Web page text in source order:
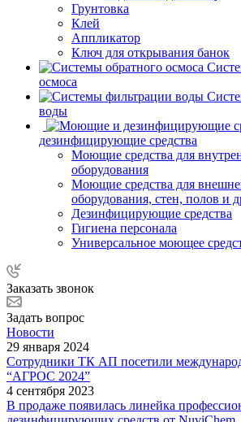
Грунтовка
Клей
Аппликатор
Ключ для открывания банок
осмоса
воды
дезинфицирующие средства
Моющие средства для
оборудования
Моющие средства для
оборудования, стен, полов и
Дезинфицирующие средства
Гигиена персонала
Универсальное моющее
Заказать звонок
Задать вопрос
Новости
29 января 2024
Сотрудники ТК АП посетили
“АГРОС 2024”
4 сентября 2023
В продаже появилась линейка